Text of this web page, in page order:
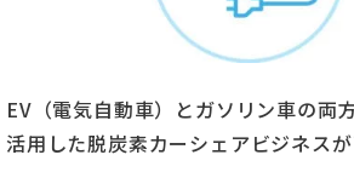
EV（電気自動車）とガソリン車の両
活用した脱炭素カーシェアビジネスが